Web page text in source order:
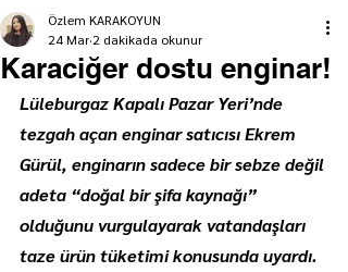
Karaciğer dostu enginar!
Özlem KARAKOYUN
24 Mar 2 dakikada okunur
Lüleburgaz Kapalı Pazar Yeri’nde
tezgah açan enginar satıcısı Ekrem
Gürül, enginarın sadece bir sebze değil
adeta “doğal bir şifa kaynağı”
olduğunu vurgulayarak vatandaşları
taze ürün tüketimi konusunda uyardı.